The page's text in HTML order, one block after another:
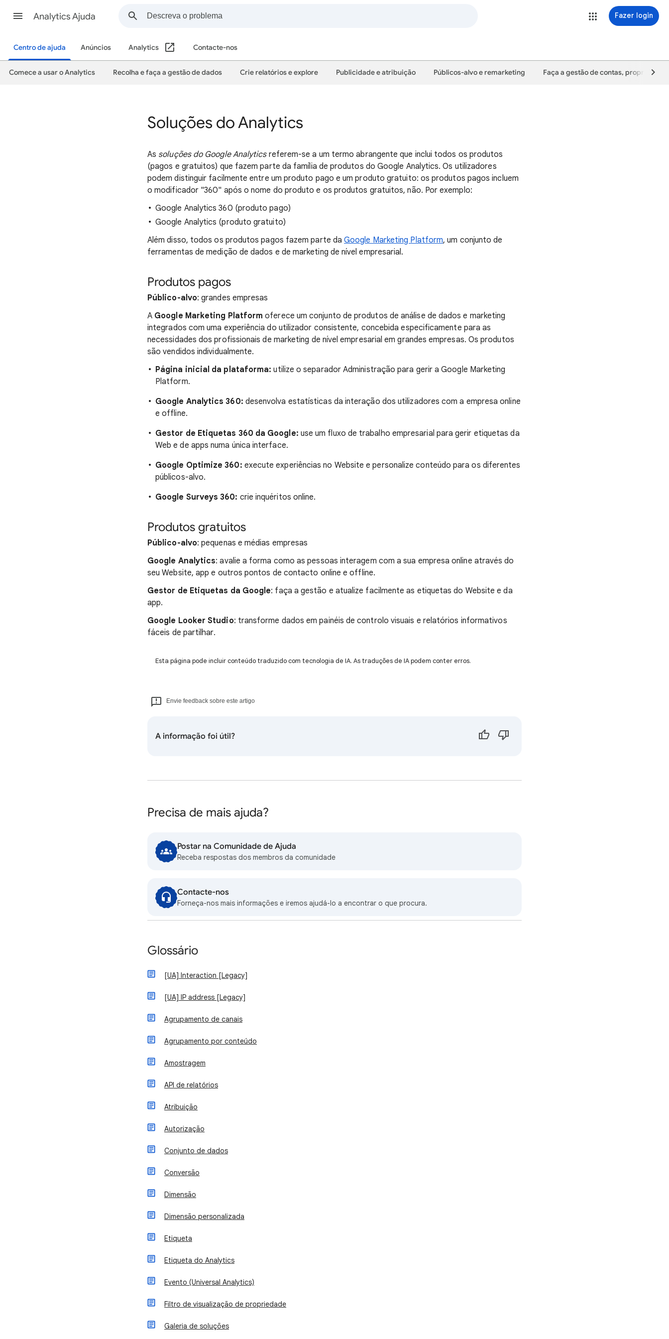
Analytics Ajuda Fazer login
Centro de ajuda Anúncios Analytics Contacte-nos
Comece a usar o Analytics Recolha e faça a gestão de dados Crie relatórios e explore Publicidade e atribuição Públicos-alvo e remarketing Faça a gestão de contas,
Soluções do Analytics
As soluções do Google Analyticsreferem-se a um termo abrangente que inclui todos os produtos
(pagos e gratuitos) que fazem parte da família de produtos do Google Analytics. Os utilizadores
podem distinguir facilmente entre um produto pago e um produto gratuito: os produtos pagos incluem
o modificador "360" após o nome do produto e os produtos gratuitos, não. Por exemplo:
Google Analytics 360 (produto pago)
Google Analytics (produto gratuito)
Além disso, todos os produtos pagos fazem parte daGoogle Marketing Platform, um conjunto de
ferramentas de medição de dados e de marketing de nível empresarial.
Produtos pagos
Público-alvo: grandes empresas
A Google Marketing Platform oferece um conjunto de produtos de análise de dados e marketing
integrados com uma experiência do utilizador consistente, concebida especificamente para as
necessidades dos profissionais de marketing de nível empresarial em grandes empresas. Os produtos
são vendidos individualmente.
Página inicial da plataforma: utilize o separador Administração para gerir a Google Marketing
Platform.
Google Analytics 360: desenvolva estatísticas da interação dos utilizadores com a empresa online
e offline.
Gestor de Etiquetas 360 da Google: use um fluxo de trabalho empresarial para gerir etiquetas da
Web e de apps numa única interface.
Google Optimize 360: execute experiências no Website e personalize conteúdo para os diferentes
públicos-alvo.
Google Surveys 360: crie inquéritos online.
Produtos gratuitos
Público-alvo: pequenas e médias empresas
Google Analytics: avalie a forma como as pessoas interagem com a sua empresa online através do
seu Website, app e outros pontos de contacto online e offline.
Gestor de Etiquetas da Google: faça a gestão e atualize facilmente as etiquetas do Website e da
app.
Google Looker Studio: transforme dados em painéis de controlo visuais e relatórios informativos
fáceis de partilhar.
Esta página pode incluir conteúdo traduzido com tecnologia de IA. As traduções de IA podem conter erros.
Envie feedback sobre este artigo
A informação foi útil?
Precisa de mais ajuda?
Postar na Comunidade de Ajuda
Receba respostas dos membros da comunidade
Contacte-nos
Forneça-nos mais informações e iremos ajudá-lo a encontrar o que procura.
Glossário
[UA] Interaction [Legacy]
[UA] IP address [Legacy]
Agrupamento de canais
Agrupamento por conteúdo
Amostragem
API de relatórios
Atribuição
Autorização
Conjunto de dados
Conversão
Dimensão
Dimensão personalizada
Etiqueta
Etiqueta do Analytics
Evento (Universal Analytics)
Filtro de visualização de propriedade
Galeria de soluções